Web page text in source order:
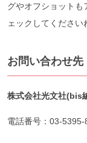
グやオフショットも
ェックしてください
お問い合わせ先
株式会社光文社(bis
電話番号：03-5395-